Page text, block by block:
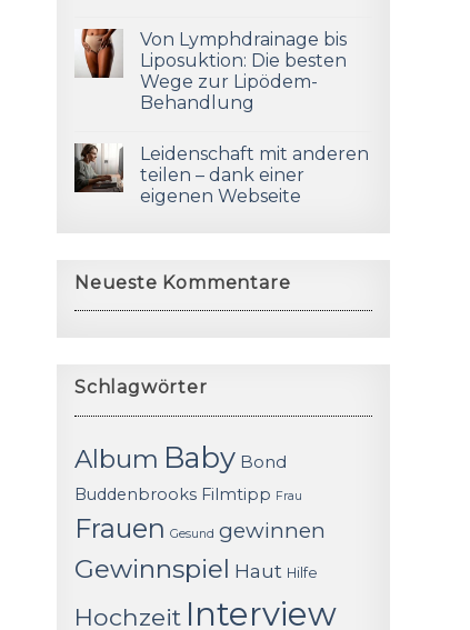
Von Lymphdrainage bis
Liposuktion: Die besten
Wege zur Lipödem-
Behandlung
Leidenschaft mit anderen
teilen – dank einer
eigenen Webseite
Neueste Kommentare
Schlagwörter
Album Baby Bond
Buddenbrooks Filmtipp Frau
Frauen Gesund gewinnen
Gewinnspiel Haut Hilfe
Hochzeit Interview